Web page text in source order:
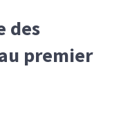
des
premier